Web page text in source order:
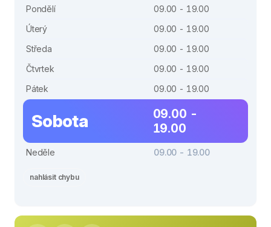
Pondělí
09.00 - 19.00
Úterý
09.00 - 19.00
Středa
09.00 - 19.00
Čtvrtek
09.00 - 19.00
Pátek
09.00 - 19.00
Sobota
09.00 -
19.00
Neděle 09.00 - 19.00
nahlásit chybu